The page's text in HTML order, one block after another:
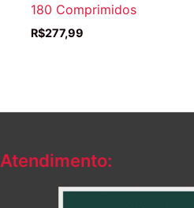
180 Comprimidos
R$277,99
Atendimento: